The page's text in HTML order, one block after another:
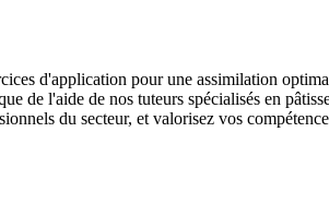
d'application pour une assimilation
de l'aide de nos tuteurs spécialisés en
du secteur, et valorisez vos